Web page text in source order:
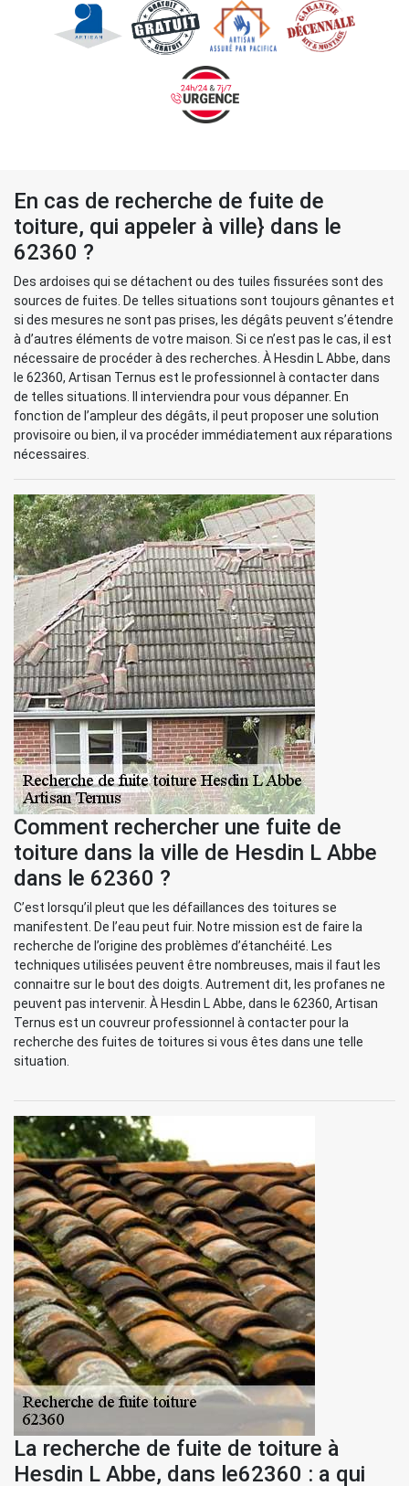
En cas de recherche de fuite de
toiture, qui appeler à ville} dans le
62360 ?
Des ardoises qui se détachent ou des tuiles fissurées sont des
sources de fuites. De telles situations sont toujours gênantes et
si des mesures ne sont pas prises, les dégâts peuvent s’étendre
à d’autres éléments de votre maison. Si ce n’est pas le cas, il est
nécessaire de procéder à des recherches. À Hesdin L Abbe, dans
le 62360, Artisan Ternus est le professionnel à contacter dans
de telles situations. Il interviendra pour vous dépanner. En
fonction de l’ampleur des dégâts, il peut proposer une solution
provisoire ou bien, il va procéder immédiatement aux réparations
nécessaires.
Comment rechercher une fuite de
toiture dans la ville de Hesdin L Abbe
dans le 62360 ?
C’est lorsqu’il pleut que les défaillances des toitures se
manifestent. De l’eau peut fuir. Notre mission est de faire la
recherche de l’origine des problèmes d’étanchéité. Les
techniques utilisées peuvent être nombreuses, mais il faut les
connaitre sur le bout des doigts. Autrement dit, les profanes ne
peuvent pas intervenir. À Hesdin L Abbe, dans le 62360, Artisan
Ternus est un couvreur professionnel à contacter pour la
recherche des fuites de toitures si vous êtes dans une telle
situation.
La recherche de fuite de toiture à
Hesdin L Abbe, dans le62360 : a qui